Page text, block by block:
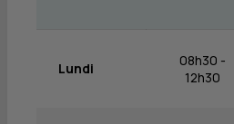
Lundi
08h30 -
12h30